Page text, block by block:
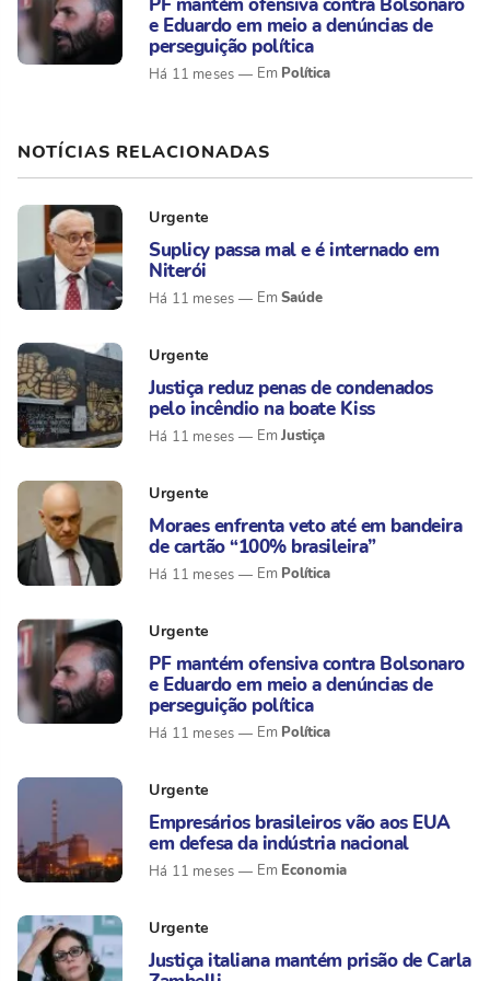
e Eduardo em meio a denúncias de
perseguição política
Há 11 meses Política
NOTÍCIAS RELACIONADAS
Urgente
Suplicy passa mal e é internado em
Niterói
Há 11 meses Saúde
Urgente
Justiça reduz penas de condenados
pelo incêndio na boate Kiss
Há 11 meses Justiça
Urgente
Moraes enfrenta veto até em bandeira
de cartão “100% brasileira”
Há 11 meses Política
Urgente
PF mantém ofensiva contra Bolsonaro
e Eduardo em meio a denúncias de
perseguição política
Há 11 meses Política
Urgente
Empresários brasileiros vão aos EUA
em defesa da indústria nacional
Há 11 meses Economia
Urgente
Justiça italiana mantém prisão de Carla